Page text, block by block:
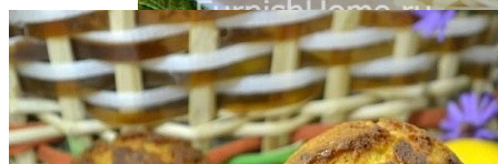
Паста С Семгой В Сливочном Соусе